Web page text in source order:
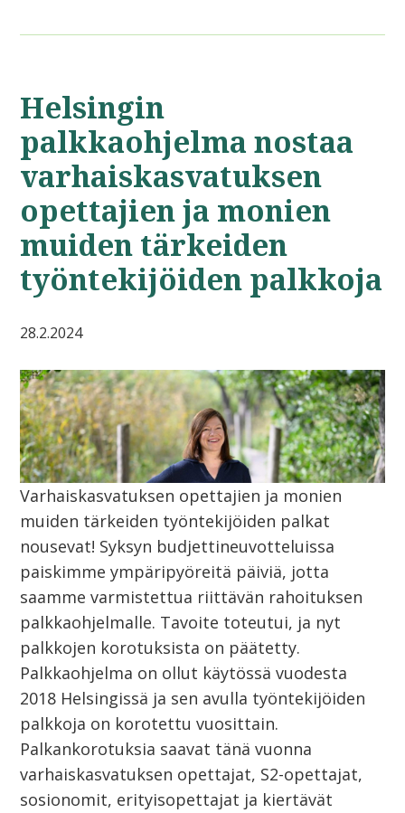
Helsingin
palkkaohjelma nostaa
varhaiskasvatuksen
opettajien ja monien
muiden tärkeiden
työntekijöiden palkkoja
28.2.2024
Varhaiskasvatuksen opettajien ja monien
muiden tärkeiden työntekijöiden palkat
nousevat! Syksyn budjettineuvotteluissa
paiskimme ympäripyöreitä päiviä, jotta
saamme varmistettua riittävän rahoituksen
palkkaohjelmalle. Tavoite toteutui, ja nyt
palkkojen korotuksista on päätetty.
Palkkaohjelma on ollut käytössä vuodesta
2018 Helsingissä ja sen avulla työntekijöiden
palkkoja on korotettu vuosittain.
Palkankorotuksia saavat tänä vuonna
varhaiskasvatuksen opettajat, S2-opettajat,
sosionomit, erityisopettajat ja kiertävät